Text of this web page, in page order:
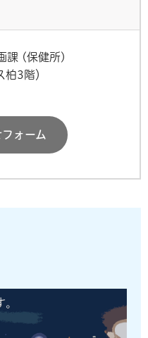
課 (保健所)
3階）
ォーム